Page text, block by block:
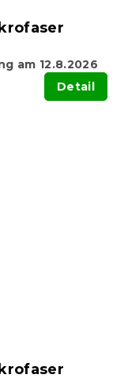
am 12.8.2026
Detail